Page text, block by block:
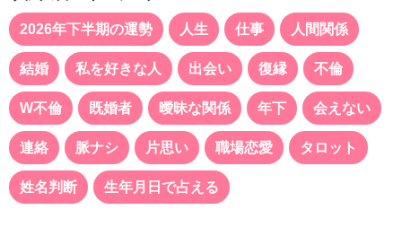
2026年下半期の運勢 人生 仕事 人間関係
結婚 私を好きな人 出会い 復縁 不倫
W不倫 既婚者 曖昧な関係 年下 会えない
連絡 脈ナシ 片思い 職場恋愛 タロット
姓名判断 生年月日で占える